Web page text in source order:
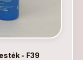
- F39